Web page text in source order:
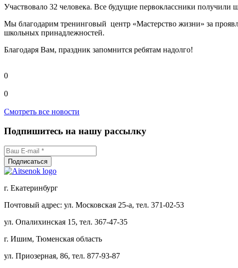
Участвовало 32 человека. Все будущие первоклассники получили
Мы благодарим тренинговый центр «Мастерство жизни» за
школьных принадлежностей.
Благодаря Вам, праздник запомнится ребятам надолго!
0
0
Смотреть все новости
Подпишитесь на нашу рассылку
г. Екатеринбург
Почтовый адрес: ул. Московская 25-а, тел. 371-02-53
ул. Опалихинская 15, тел. 367-47-35
г. Ишим, Тюменская область
ул. Приозерная, 86, тел. 877-93-87